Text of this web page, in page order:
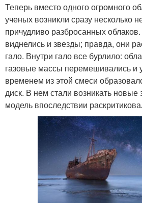
Теперь вместо одного огромного
ученых возникли сразу несколько
причудливо разбросанных
виднелись и звезды; правда, они
гало. Внутри гало все бурлило:
газовые массы перемешивались и
временем из этой смеси
диск. В нем стали возникать новые
модель впоследствии